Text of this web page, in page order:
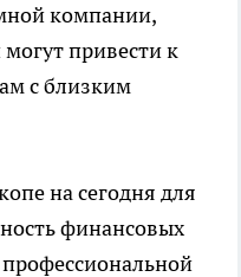
компании,
привести к
с близким
на сегодня для
финансовых